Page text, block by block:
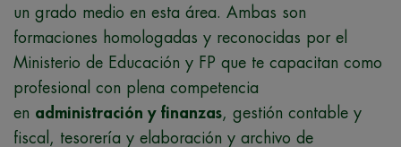
un grado medio en esta área. Ambas son
formaciones homologadas y reconocidas por el
Ministerio de Educación y FP que te capacitan como
profesional con plena competencia
en administración y finanzas, gestión contable y
fiscal, tesorería y elaboración y archivo de